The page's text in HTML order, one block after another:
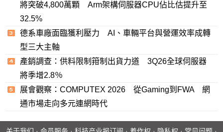
將突破4,800萬顆 Arm架構伺服器CPU佔比估提升至
32.5%
德系車廠面臨獲利壓力 AI、車輛平台與營運效率成轉
型三大主軸
產銷調查：供料限制箝制出貨力道 3Q26全球伺服器
將季增2.8％
展會觀察：COMPUTEX 2026 從Gaming到FWA 網
通市場走向多元連網時代